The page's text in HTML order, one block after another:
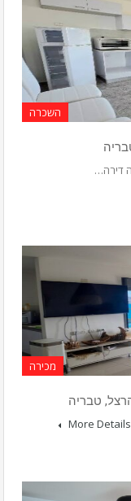
השכרה
מכירה
More Details